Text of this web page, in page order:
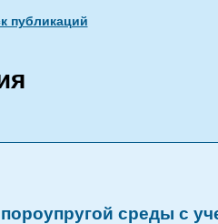
публикаций
среды с